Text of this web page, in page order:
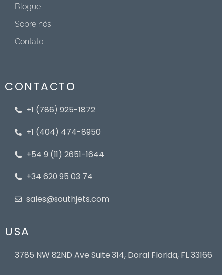
Blogue
Sobre nós
Contato
CONTACTO
+1 (786) 925-1872
+1 (404) 474-8950
+54 9 (11) 2651-1644
+34 620 95 03 74
sales@southjets.com
USA
3785 NW 82ND Ave Suite 314, Doral Florida, FL 33166